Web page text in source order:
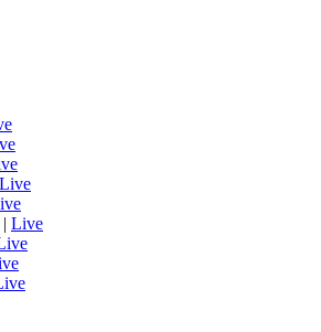
Live
| Live